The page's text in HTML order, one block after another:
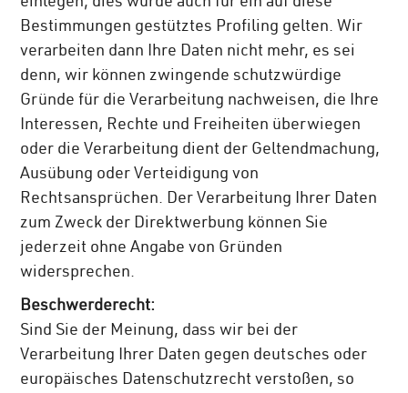
Bestimmungen gestütztes Profiling gelten. Wir
verarbeiten dann Ihre Daten nicht mehr, es sei
denn, wir können zwingende schutzwürdige
Gründe für die Verarbeitung nachweisen, die Ihre
Interessen, Rechte und Freiheiten überwiegen
oder die Verarbeitung dient der Geltendmachung,
Ausübung oder Verteidigung von
Rechtsansprüchen. Der Verarbeitung Ihrer Daten
zum Zweck der Direktwerbung können Sie
jederzeit ohne Angabe von Gründen
widersprechen.
Beschwerderecht:
Sind Sie der Meinung, dass wir bei der
Verarbeitung Ihrer Daten gegen deutsches oder
europäisches Datenschutzrecht verstoßen, so